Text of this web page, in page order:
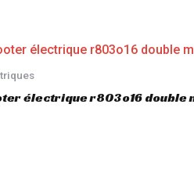
électrique r803o16 double